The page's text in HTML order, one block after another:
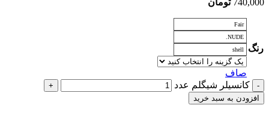
740,000 تومان
رنگ
Fair
NUDE.
shell
صاف
کانسیلر شیگلم عدد
افزودن به سبد خرید